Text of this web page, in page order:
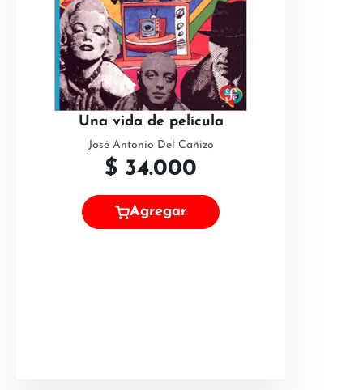
Una vida de película
José Antonio Del Cañizo
$ 34.000
Agregar